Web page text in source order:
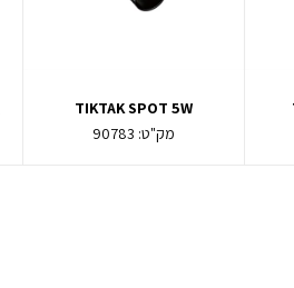
TIKTAK SPOT 5W
מק"ט: 90783